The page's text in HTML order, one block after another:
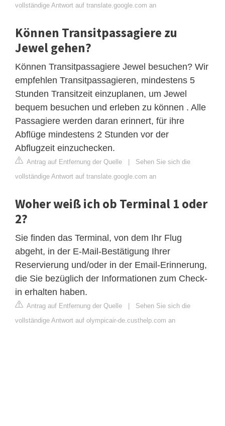
vollständige Antwort auf translate.google.com an
Können Transitpassagiere zu
Jewel gehen?
Können Transitpassagiere Jewel besuchen? Wir
empfehlen Transitpassagieren, mindestens 5
Stunden Transitzeit einzuplanen, um Jewel
bequem besuchen und erleben zu können . Alle
Passagiere werden daran erinnert, für ihre
Abflüge mindestens 2 Stunden vor der
Abflugzeit einzuchecken.
Antrag auf Entfernung der Quelle | Sehen Sie sich die
vollständige Antwort auf translate.google.com an
Woher weiß ich ob Terminal 1 oder
2?
Sie finden das Terminal, von dem Ihr Flug
abgeht, in der E-Mail-Bestätigung Ihrer
Reservierung und/oder in der Email-Erinnerung,
die Sie bezüglich der Informationen zum Check-
in erhalten haben.
Antrag auf Entfernung der Quelle | Sehen Sie sich die
vollständige Antwort auf olympicair-de.custhelp.com an